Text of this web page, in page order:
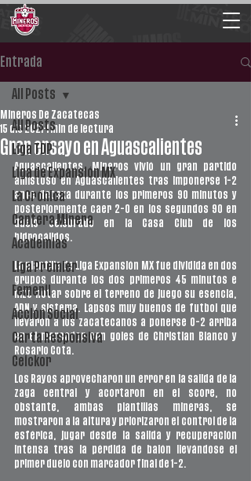
Entrada
All Posts
Liga TDP
Liga de Expansión MX
La Crónica
Cantera Minera
Academias
Liga Premier
Femenil
Acción Social
Carta Responsiva
Ceickor
All Posts
Gran ensayo en Aguascalientes
Mineros De Zacatecas
15 dic 2021 1 min de lectura
Aguascalientes. Mineros vivió un gran partido
amistoso en Aguascalientes tras imponerse 1-2
ante Necaxa durante los primeros 90 minutos y
posteriormente caer 2-0 en los segundos 90 en
duelo celebrado en la Casa Club de los
hidrocálidos.
La plantilla de Liga Expansión MX fue dividida en dos
grupos durante los dos primeros 45 minutos e
hizo notar sobre el terreno de juego su esencia,
ADN y sistema. Lapsos muy buenos de futbol que
llevaron a los zacatecanos a ponerse 0-2 arriba
en el marcador con goles de Christian Blanco y
Rosario Cota.
Los Rayos aprovecharon un error en la salida de la
zaga central y acortaron en el score, no
obstante, ambas plantillas mineras, se
mostraron a la altura y priorizaron el control de la
esférica, jugar desde la salida y recuperación
intensa tras la pérdida de balón llevándose el
primer duelo con marcador final de 1-2.